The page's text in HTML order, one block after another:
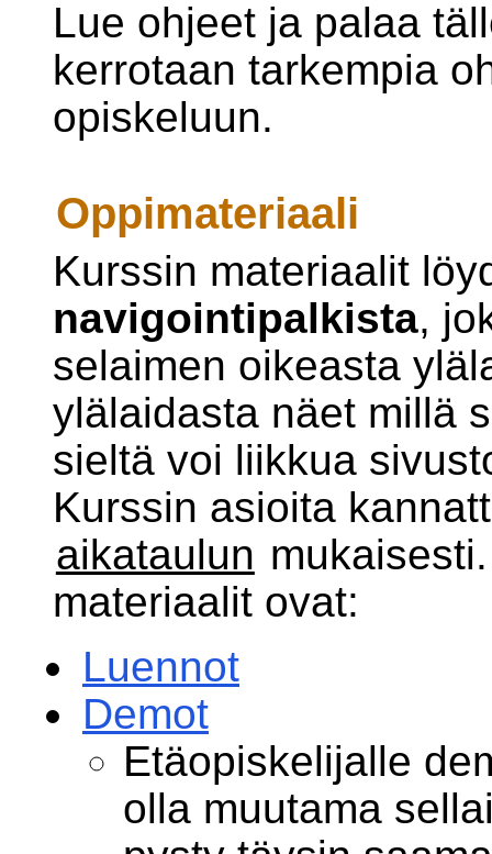
Lue ohjeet ja palaa
kerrotaan tarkempia
opiskeluun.
Oppimateriaali
Kurssin materiaalit
navigointipalkista,
selaimen oikeasta
ylälaidasta näet millä
sieltä voi liikkua
Kurssin asioita
aikataulun
materiaalit ovat:
Luennot
Demot
Etäopiskelijalle
olla muutama